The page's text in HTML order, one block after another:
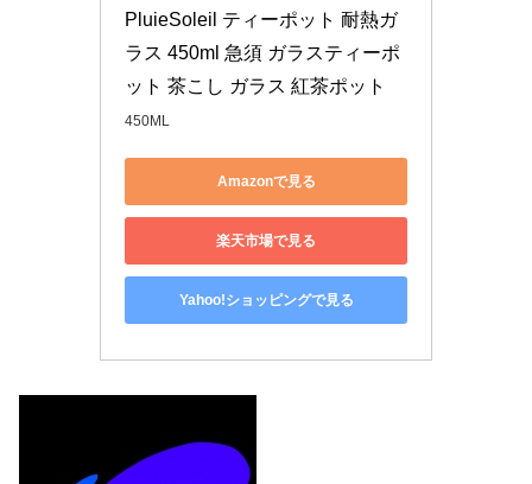
PluieSoleil ティーポット 耐熱ガ
ラス 450ml 急須 ガラスティーポ
ット 茶こし ガラス 紅茶ポット
450ML
Amazonで見る
楽天市場で見る
Yahoo!ショッピングで見る